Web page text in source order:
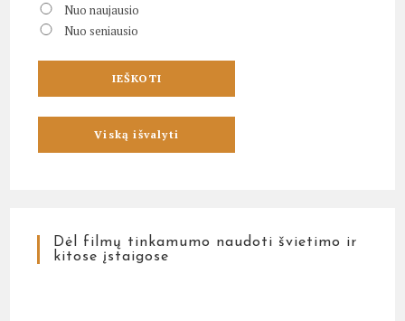
Nuo naujausio
Nuo seniausio
Dėl filmų tinkamumo naudoti švietimo ir
kitose įstaigose